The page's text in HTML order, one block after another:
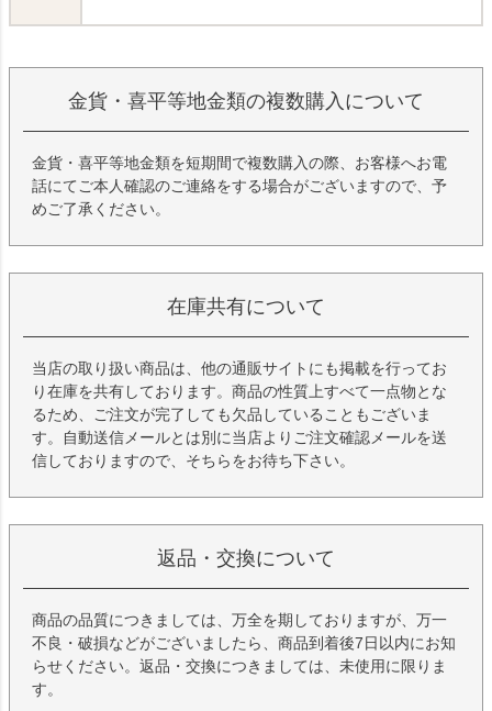
金貨・喜平等地金類の複数購入について
金貨・喜平等地金類を短期間で複数購入の際、お客様へお電
話にてご本人確認のご連絡をする場合がございますので、予
めご了承ください。
在庫共有について
当店の取り扱い商品は、他の通販サイトにも掲載を行ってお
り在庫を共有しております。商品の性質上すべて一点物とな
るため、ご注文が完了しても欠品していることもございま
す。自動送信メールとは別に当店よりご注文確認メールを送
信しておりますので、そちらをお待ち下さい。
返品・交換について
商品の品質につきましては、万全を期しておりますが、万一
不良・破損などがございましたら、商品到着後7日以内にお知
らせください。返品・交換につきましては、未使用に限りま
す。